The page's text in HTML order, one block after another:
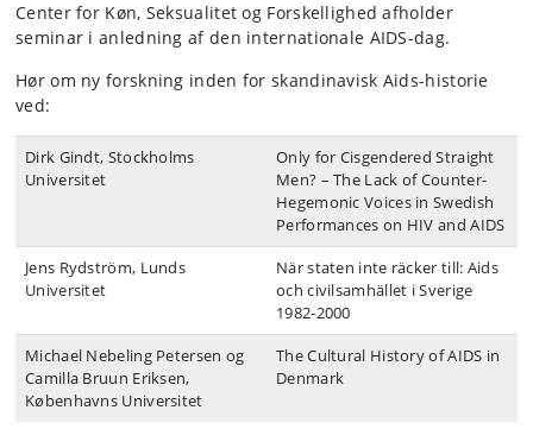
Center for Køn, Seksualitet og Forskellighed afholder
seminar i anledning af den internationale AIDS-dag.
Hør om ny forskning inden for skandinavisk Aids-historie
ved:
Dirk Gindt, Stockholms
Universitet
Only for Cisgendered Straight
Men? – The Lack of Counter-
Hegemonic Voices in Swedish
Performances on HIV and AIDS
Jens Rydström, Lunds
Universitet
När staten inte räcker till: Aids
och civilsamhället i Sverige
1982-2000
Michael Nebeling Petersen og
Camilla Bruun Eriksen,
Københavns Universitet
The Cultural History of AIDS in
Denmark